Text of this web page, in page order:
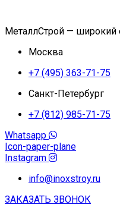
МеталлСтрой — широкий
Москва
+7 (495) 363-71-75
Санкт-Петербург
+7 (812) 985-71-75
Whatsapp
Icon-paper-plane
Instagram
info@inoxstroy.ru
ЗАКАЗАТЬ ЗВОНОК